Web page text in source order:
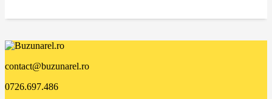
contact@buzunarel.ro
0726.697.486